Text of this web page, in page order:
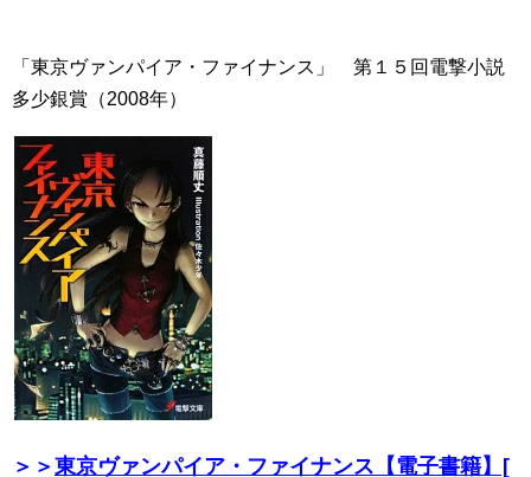
「東京ヴァンパイア・ファイナンス」 第１５回電撃小説
多少銀賞（2008年）
＞＞東京ヴァンパイア・ファイナンス【電子書籍】[